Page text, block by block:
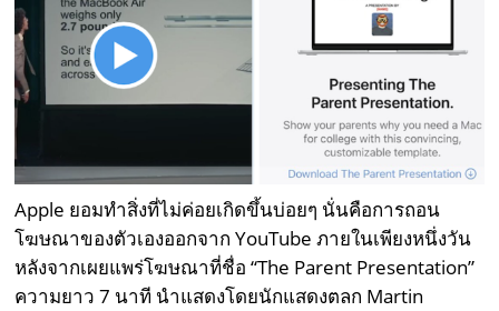
Apple ยอมทำสิ่งที่ไม่ค่อยเกิดขึ้นบ่อยๆ นั่นคือการถอน
โฆษณาของตัวเองออกจาก YouTube ภายในเพียงหนึ่งวัน
หลังจากเผยแพร่โฆษณาที่ชื่อ “The Parent Presentation”
ความยาว 7 นาที นำแสดงโดยนักแสดงตลก Martin